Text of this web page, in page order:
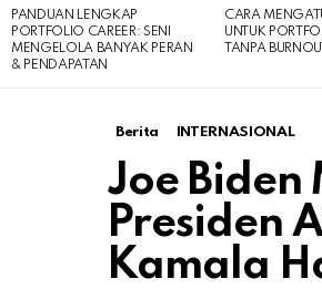
PANDUAN LENGKAP
PORTFOLIO CAREER: SENI
MENGELOLA BANYAK PERAN
& PENDAPATAN
CARA
UNTUK
TANPA BURNOUT
Berita INTERNASIONAL
Joe Biden
Presiden
Kamala